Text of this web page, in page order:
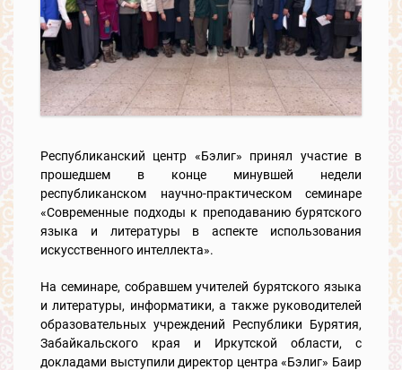
Республиканский центр «Бэлиг» принял участие в
прошедшем в конце минувшей недели
республиканском научно-практическом семинаре
«Современные подходы к преподаванию бурятского
языка и литературы в аспекте использования
искусственного интеллекта».
На семинаре, собравшем учителей бурятского языка
и литературы, информатики, а также руководителей
образовательных учреждений Республики Бурятия,
Забайкальского края и Иркутской области, с
докладами выступили директор центра «Бэлиг» Баир